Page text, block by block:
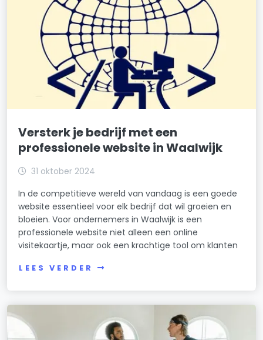
Versterk je bedrijf met een
professionele website in Waalwijk
31 oktober 2024
In de competitieve wereld van vandaag is een goede
website essentieel voor elk bedrijf dat wil groeien en
bloeien. Voor ondernemers in Waalwijk is een
professionele website niet alleen een online
visitekaartje, maar ook een krachtige tool om klanten
LEES VERDER